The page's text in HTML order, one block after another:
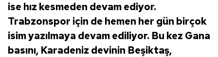
ise hız kesmeden devam ediyor.
Trabzonspor için de hemen her gün birçok
isim yazılmaya devam ediliyor. Bu kez Gana
basını, Karadeniz devinin Beşiktaş,